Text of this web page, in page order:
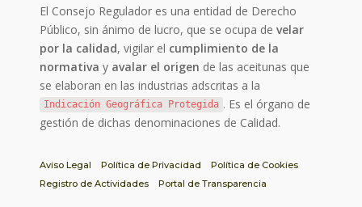
El Consejo Regulador es una entidad de Derecho
Público, sin ánimo de lucro, que se ocupa develar
por la calidad, vigilar el cumplimiento de la
normativa y avalar el origen de las aceitunas que
se elaboran en las industrias adscritas a la
Indicación Geográfica Protegida . Es el órgano de
gestión de dichas denominaciones de Calidad.
Aviso Legal Política de Privacidad
Política de Cookies
Registro de Actividades
Portal de Transparencia